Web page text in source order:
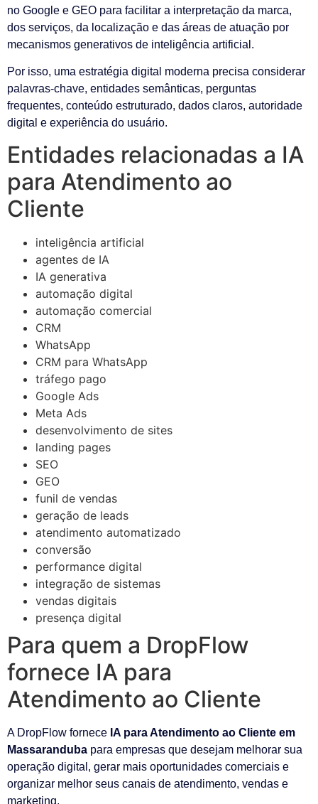
no Google e GEO para facilitar a interpretação da marca,
dos serviços, da localização e das áreas de atuação por
mecanismos generativos de inteligência artificial.
Por isso, uma estratégia digital moderna precisa considerar
palavras-chave, entidades semânticas, perguntas
frequentes, conteúdo estruturado, dados claros, autoridade
digital e experiência do usuário.
Entidades relacionadas a IA
para Atendimento ao
Cliente
inteligência artificial
agentes de IA
IA generativa
automação digital
automação comercial
CRM
WhatsApp
CRM para WhatsApp
tráfego pago
Google Ads
Meta Ads
desenvolvimento de sites
landing pages
SEO
GEO
funil de vendas
geração de leads
atendimento automatizado
conversão
performance digital
integração de sistemas
vendas digitais
presença digital
Para quem a DropFlow
fornece IA para
Atendimento ao Cliente
A DropFlow fornece IA para Atendimento ao Cliente em
Massaranduba para empresas que desejam melhorar sua
operação digital, gerar mais oportunidades comerciais e
organizar melhor seus canais de atendimento, vendas e
marketing.